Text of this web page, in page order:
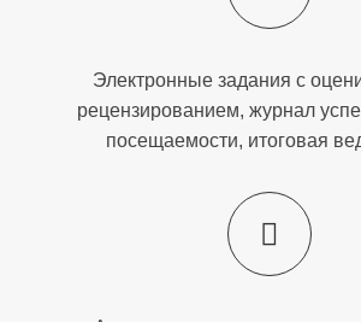
Электронные задания с
рецензированием, журнал
посещаемости, итоговая